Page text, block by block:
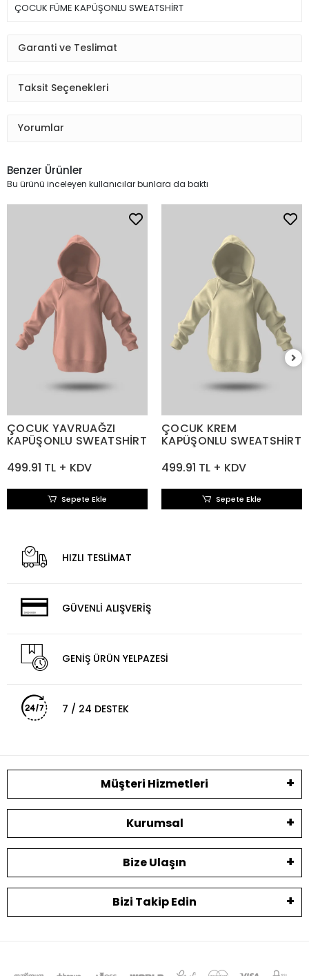
ÇOCUK FÜME KAPÜŞONLU SWEATSHİRT
Garanti ve Teslimat
Taksit Seçenekleri
Yorumlar
Benzer Ürünler
Bu ürünü inceleyen kullanıcılar bunlara da baktı
ÇOCUK YAVRUAĞZI
KAPÜŞONLU SWEATSHİRT
499.91 TL + KDV
Sepete Ekle
ÇOCUK KREM
KAPÜŞONLU SWEATSHİRT
499.91 TL + KDV
Sepete Ekle
HIZLI TESLİMAT
GÜVENLİ ALIŞVERİŞ
GENİŞ ÜRÜN YELPAZESİ
7 / 24 DESTEK
Müşteri Hizmetleri
Kurumsal
Bize Ulaşın
Bizi Takip Edin